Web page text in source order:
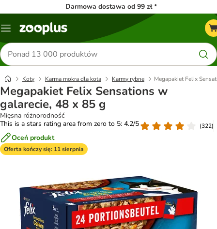
Darmowa dostawa od 99 zł *
Menu
Szukaj
produktów
Koty Karma mokra dla kota Karmy rybne Megapakiet Felix
Megapakiet Felix Sensations w
galarecie, 48 x 85 g
Mięsna różnorodność
This is a stars rating area from zero to 5: 4.2/5
(322)
Oceń produkt
Oferta kończy się: 11 sierpnia